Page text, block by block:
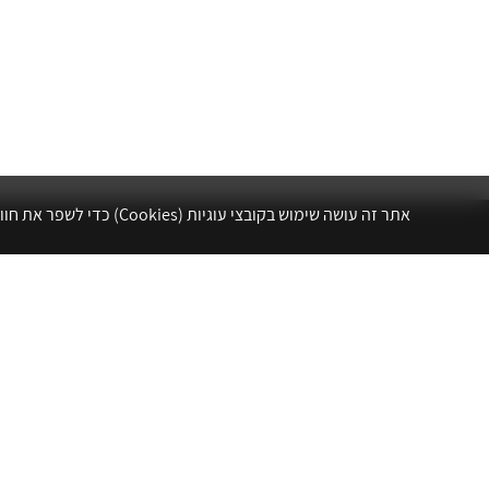
אתר זה עושה שימוש בקובצי עוגיות (Cookies) כדי לשפר את חווית הגלישה שלך, לנתח את תנועת הגולשים ולהתאים עבורך תוכן ושיווק.